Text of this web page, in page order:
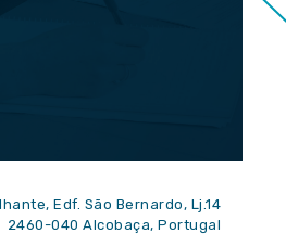
Edf. São Bernardo, Lj.14
2460-040 Alcobaça, Portugal